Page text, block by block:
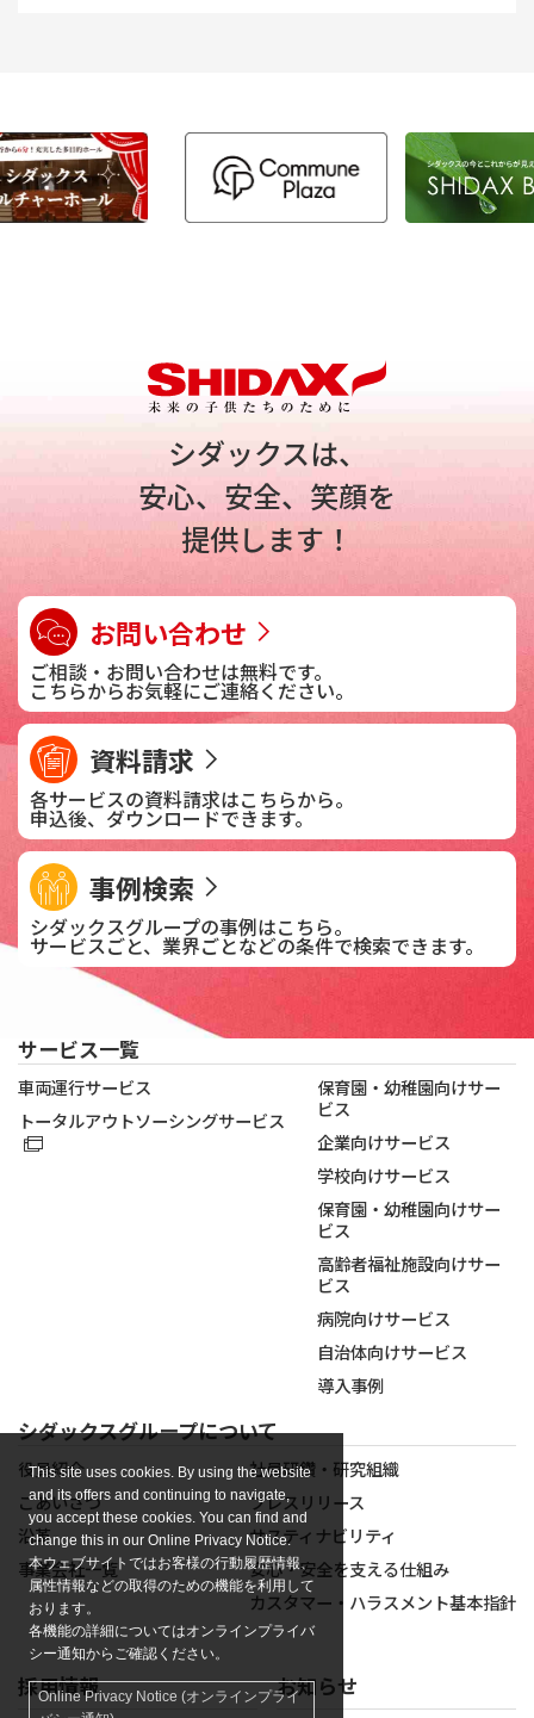
This site uses cookies. By using the website
and its offers and continuing to navigate,
you accept these cookies. You can find and
change this in our Online Privacy Notice.
本ウェブサイトではお客様の行動履歴情報、
属性情報などの取得のための機能を利用して
おります。
各機能の詳細についてはオンラインプライバ
シー通知からご確認ください。
Online Privacy Notice (オンラインプライ
シダックスは、
安心、安全、笑顔を
提供します！
お問い合わせ
ご相談・お問い合わせは無料です。
こちらからお気軽にご連絡ください。
資料請求
各サービスの資料請求はこちらから。
申込後、ダウンロードできます。
事例検索
シダックスグループの事例はこちら。
サービスごと、業界ごとなどの条件で検索できます。
サービス一覧
車両運行サービス
トータルアウトソーシングサービス
保育園・幼稚園向けサー
ビス
企業向けサービス
学校向けサービス
保育園・幼稚園向けサー
ビス
高齢者福祉施設向けサー
ビス
病院向けサービス
自治体向けサービス
導入事例
シダックスグループについて
役員紹介
ごあいさつ
沿革
事業会社一覧
社員研鑽・研究組織
プレスリリース
サスティナビリティ
安心・安全を支える仕組み
カスタマー・ハラスメント基本指針
採用情報 お知らせ